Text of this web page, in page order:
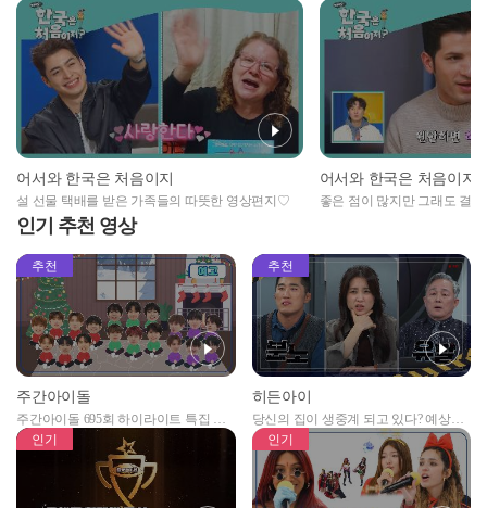
어서와 한국은 처음이지
설 선물 택배를 받은 가족들의 따뜻한 영상편지♡
어서와 한국은 처음이지
좋은 점이 많지만 그래도 결
인기 추천 영상
추천
주간아이돌
주간아이돌 695회 하이라이트 특집 남
자아이돌편 예고
추천
히든아이
당신의 집이 생중계 되고 있다? 예상치
못한 곳에서 일어나는 불법촬영 범죄!
인기 인기